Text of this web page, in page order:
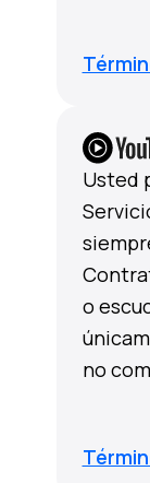
Usted
o
no